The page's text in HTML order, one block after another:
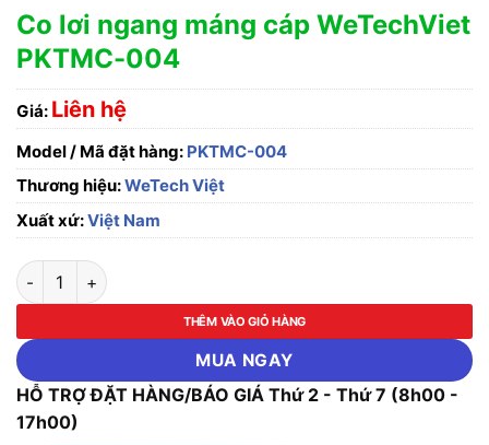
Co lơi ngang máng cáp WeTechViet
PKTMC-004
Giá: Liên hệ
Model / Mã đặt hàng: PKTMC-004
Thương hiệu:WeTech Việt
Xuất xứ:Việt Nam
Co lơi ngang máng cáp WeTechViet PKTMC-004 số lượng
THÊM VÀO GIỎ HÀNG
MUA NGAY
HỖ TRỢ ĐẶT HÀNG/BÁO GIÁ Thứ 2 - Thứ 7 (8h00 -
17h00)